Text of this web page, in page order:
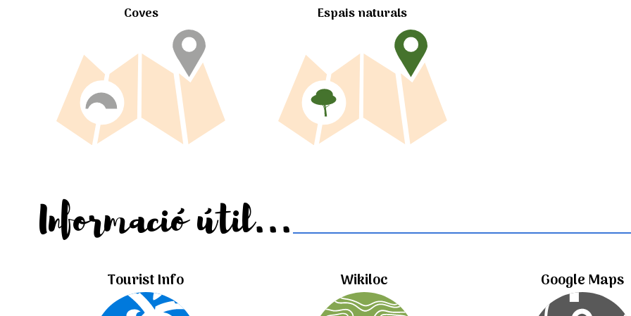
Coves Espais naturals
Informació útil...
Tourist Info Wikiloc Google Maps